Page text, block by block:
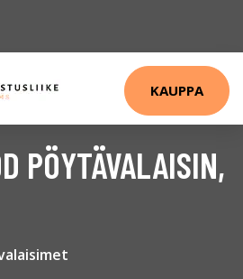
KAUPPA
PÖYTÄVALAISIN,